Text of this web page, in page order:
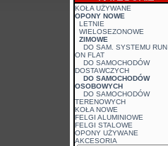
KOŁA UŻYWANE
OPONY NOWE
LETNIE
WIELOSEZONOWE
ZIMOWE
DO SAM. SYSTEMU RUN
ON FLAT
DO SAMOCHODÓW
DOSTAWCZYCH
DO SAMOCHODÓW
OSOBOWYCH
DO SAMOCHODÓW
TERENOWYCH
KOŁA NOWE
FELGI ALUMINIOWE
FELGI STALOWE
OPONY UŻYWANE
AKCESORIA